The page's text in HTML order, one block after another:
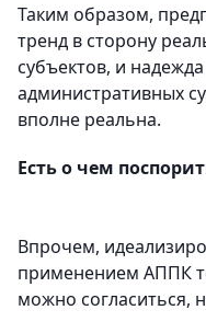
Таким образом,
тренд в сторону
субъектов, и
административных
вполне реальна.
Есть о чем
Впрочем,
применением АППК
можно согласиться,